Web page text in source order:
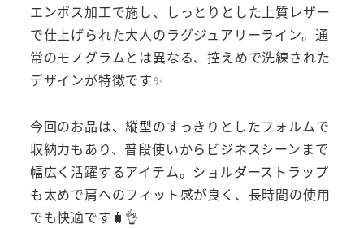
エンボス加工で施し、しっとりとした上質レザー
で仕上げられた大人のラグジュアリーライン。通
常のモノグラムとは異なる、控えめで洗練された
デザインが特徴です✨
今回のお品は、縦型のすっきりとしたフォルムで
収納力もあり、普段使いからビジネスシーンまで
幅広く活躍するアイテム。ショルダーストラップ
も太めで肩へのフィット感が良く、長時間の使用
でも快適です🧳👌